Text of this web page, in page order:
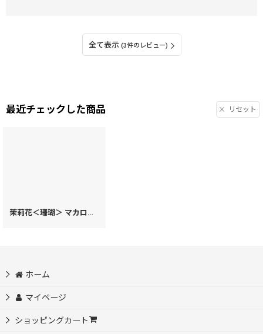
全て表示 (3件のレビュー)
最近チェックした商品 リセット
茉莉花＜珊瑚＞ マカロンポーチ［t］
ホーム
マイページ
ショッピングカート